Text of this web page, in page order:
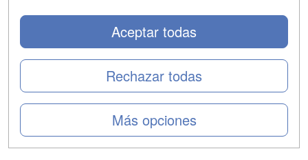
Más opciones
Rechazar todas
Aceptar todas